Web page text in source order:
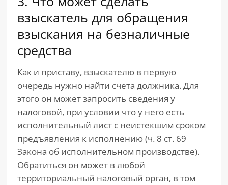
взыскатель для обращения
взыскания на безналичные
средства
Как и приставу, взыскателю в первую
очередь нужно найти счета должника. Для
этого он может запросить сведения у
налоговой, при условии что у него есть
исполнительный лист с неистекшим сроком
предъявления к исполнению (ч. 8 ст. 69
Закона об исполнительном производстве).
Обратиться он может в любой
территориальный налоговый орган, в том